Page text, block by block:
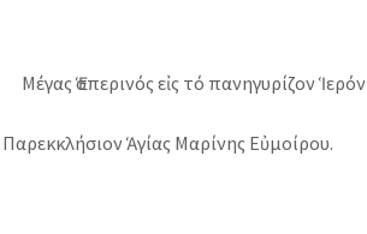
Ἑσπερινός εἰς τό πανηγυρίζον Ἱερόν
Παρεκκλήσιον Ἁγίας Μαρίνης Εὐμοίρου.